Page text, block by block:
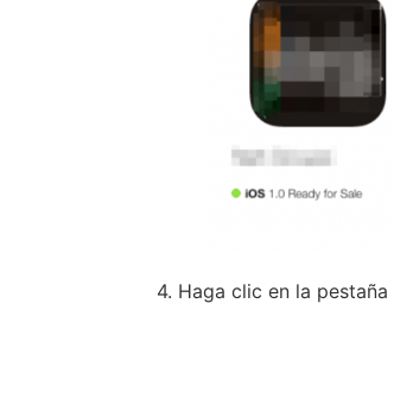
4. Haga clic en la pestaña